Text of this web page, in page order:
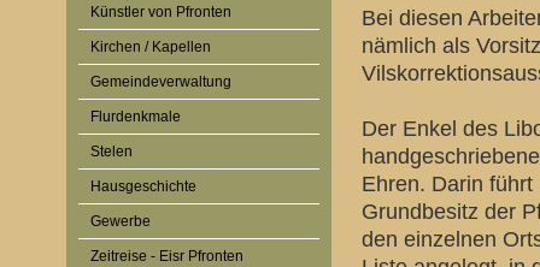
Künstler von Pfronten
Kirchen / Kapellen
Gemeindeverwaltung
Flurdenkmale
Stelen
Hausgeschichte
Gewerbe
Zeitreise - Eisr Pfronten
Bei diesen
nämlich als
Der Enkel des
Ehren. Darin
Grundbesitz der
den einzelnen